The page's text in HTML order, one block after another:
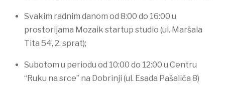
Svakim radnim danom od 8:00 do 16:00 u
prostorijama Mozaik startup studio (ul. Maršala
Tita 54, 2. sprat);
Subotom u periodu od 10:00 do 12:00 u Centru
“Ruku na srce” na Dobrinji (ul. Esada Pašalića 8)